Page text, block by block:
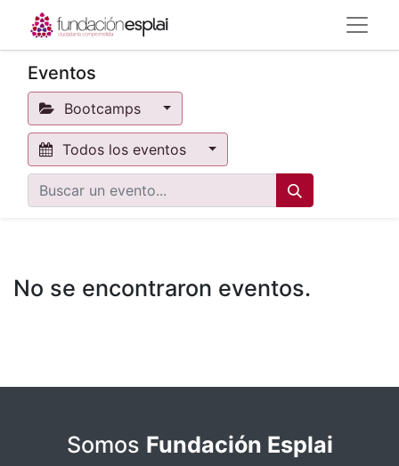
Eventos
Bootcamps
Todos los eventos
No se encontraron eventos.
Somos Fundación Esplai